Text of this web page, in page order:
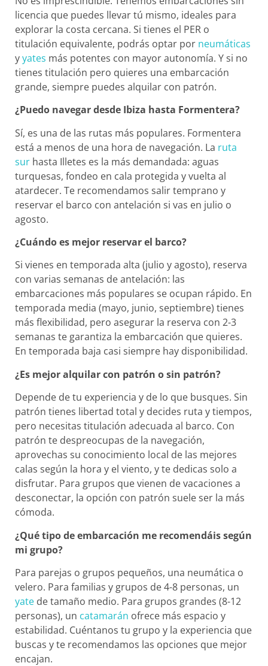
licencia que puedes llevar tú mismo, ideales para
explorar la costa cercana. Si tienes el PER o
titulación equivalente, podrás optar por neumáticas
yyates más potentes con mayor autonomía. Y si no
tienes titulación pero quieres una embarcación
grande, siempre puedes alquilar con patrón.
¿Puedo navegar desde Ibiza hasta Formentera?
Sí, es una de las rutas más populares. Formentera
está a menos de una hora de navegación. La ruta
sur hasta Illetes es la más demandada: aguas
turquesas, fondeo en cala protegida y vuelta al
atardecer. Te recomendamos salir temprano y
reservar el barco con antelación si vas en julio o
agosto.
¿Cuándo es mejor reservar el barco?
Si vienes en temporada alta (julio y agosto), reserva
con varias semanas de antelación: las
embarcaciones más populares se ocupan rápido. En
temporada media (mayo, junio, septiembre) tienes
más flexibilidad, pero asegurar la reserva con 2-3
semanas te garantiza la embarcación que quieres.
En temporada baja casi siempre hay disponibilidad.
¿Es mejor alquilar con patrón o sin patrón?
Depende de tu experiencia y de lo que busques. Sin
patrón tienes libertad total y decides ruta y tiempos,
pero necesitas titulación adecuada al barco. Con
patrón te despreocupas de la navegación,
aprovechas su conocimiento local de las mejores
calas según la hora y el viento, y te dedicas solo a
disfrutar. Para grupos que vienen de vacaciones a
desconectar, la opción con patrón suele ser la más
cómoda.
¿Qué tipo de embarcación me recomendáis según
mi grupo?
Para parejas o grupos pequeños, una neumática o
velero. Para familias y grupos de 4-8 personas, un
yate de tamaño medio. Para grupos grandes (8-12
personas), un catamarán ofrece más espacio y
estabilidad. Cuéntanos tu grupo y la experiencia que
buscas y te recomendamos las opciones que mejor
encajan.